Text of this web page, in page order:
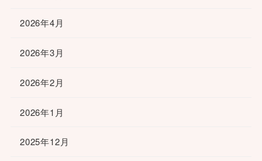
2026年4月
2026年3月
2026年2月
2026年1月
2025年12月